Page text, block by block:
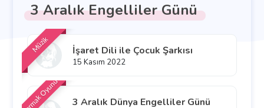
3 Aralık Engelliler Günü
Müzik İşaret Dili ile Çocuk Şarkısı
15 Kasım 2022
Parmak Oyunu
3 Aralık Dünya Engelliler Günü